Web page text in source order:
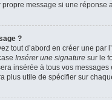
message si une réponse
?
tout d’abord en créer une par
Insérer une signature sur le
insérée à tous vos
plus utile de spécifier sur